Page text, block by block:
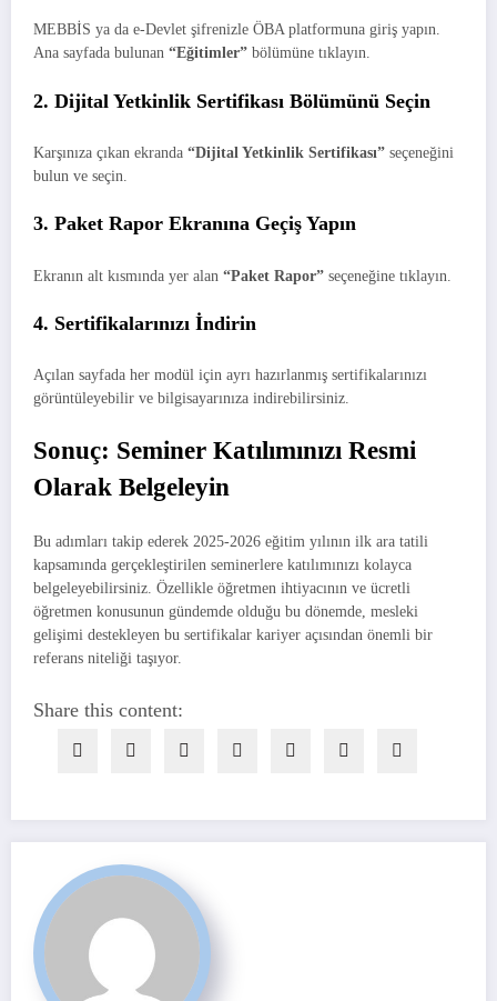
MEBBİS ya da e-Devlet şifrenizle ÖBA platformuna giriş yapın.
Ana sayfada bulunan “Eğitimler” bölümüne tıklayın.
2. Dijital Yetkinlik Sertifikası Bölümünü Seçin
Karşınıza çıkan ekranda “Dijital Yetkinlik Sertifikası” seçeneğini
bulun ve seçin.
3. Paket Rapor Ekranına Geçiş Yapın
Ekranın alt kısmında yer alan “Paket Rapor” seçeneğine tıklayın.
4. Sertifikalarınızı İndirin
Açılan sayfada her modül için ayrı hazırlanmış sertifikalarınızı
görüntüleyebilir ve bilgisayarınıza indirebilirsiniz.
Sonuç: Seminer Katılımınızı Resmi
Olarak Belgeleyin
Bu adımları takip ederek 2025-2026 eğitim yılının ilk ara tatili
kapsamında gerçekleştirilen seminerlere katılımınızı kolayca
belgeleyebilirsiniz. Özellikle öğretmen ihtiyacının ve ücretli
öğretmen konusunun gündemde olduğu bu dönemde, mesleki
gelişimi destekleyen bu sertifikalar kariyer açısından önemli bir
referans niteliği taşıyor.
Share this content: